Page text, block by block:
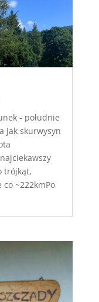
- południe
jak skurwysyn
trójkąt,
~222kmPo